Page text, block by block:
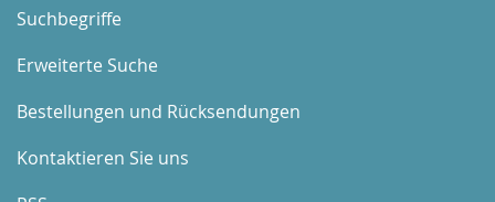
Suchbegriffe
Erweiterte Suche
Bestellungen und Rücksendungen
Kontaktieren Sie uns